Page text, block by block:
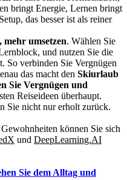
bringt Energie, Lernen bringt
das besser ist als reiner
mehr umsetzen. Wählen Sie
und nutzen Sie die
So verbinden Sie Vergnügen
das macht den Skiurlaub
Sie Vergnügen und
Reiseideen überhaupt.
Sie nicht nur erholt zurück.
können Sie sich
und DeepLearning.AI
Sie dem Alltag und